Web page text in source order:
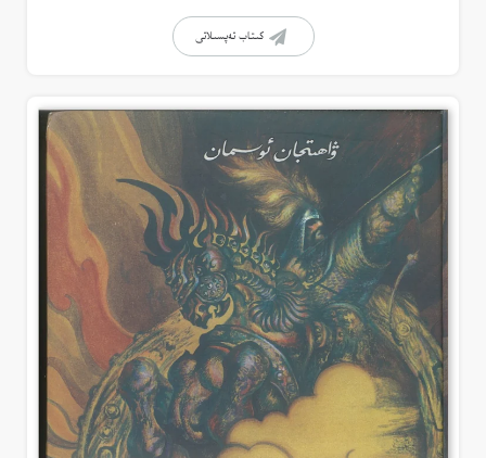
كىتاب تەپسىلاتى